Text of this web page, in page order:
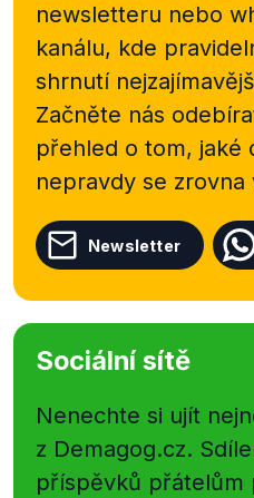
newsletteru nebo
kanálu, kde
shrnutí
Začněte nás
přehled o tom, jaké
nepravdy se zrovna
Newsletter
Sociální sítě
Nenechte si ujít
z Demagog.cz.
příspěvků přátelům